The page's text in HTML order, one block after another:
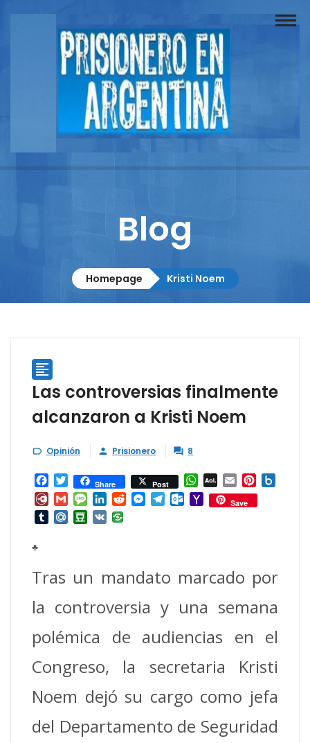
Buscador
Documentos
Columnistas
Contacto
Blog
Homepage Kristi Noem

Las controversias finalmente
alcanzaron a Kristi Noem
 Opinión  Prisionero  8
Facebook
TwitterShare Post WhatsApp
AOL
Mail
Email Pinterest
Diary.Ru
GmailMessage
LinkedIn
RedditMessenger
Telegram
Outlook.com
Yahoo
Mail
Save
TumblrMail.RuDouban
VK
♣
Tras un mandato marcado por
la controversia y una semana
polémica de audiencias en el
Congreso, la secretaria Kristi
Noem dejó su cargo como jefa
del Departamento de Seguridad